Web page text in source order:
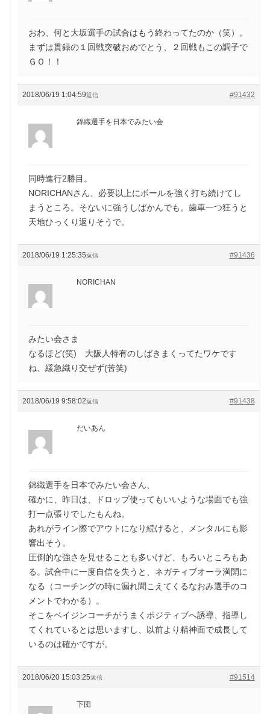
おわ、何と大坂選手の試合はもう終わってたのか（笑）。
まずは貫録の１回戦突破おめでとう、２回戦もこの調子で
ＧＯ！！
2018/06/19 1:04:59 #91432
返信
錦織選手を日本でみたい会
同時進行2勝目。
NORICHANさん、必要以上にボールを強く打ち続けてし
まうところ。そないに強うしばかんでも。歯車一つ狂うと
天地ひっくり返りそうで。
2018/06/19 1:25:35 #91436
返信
NORICHAN
みたい会さま
なるほど(笑) 大阪人特有のしばきまくってたワケです
ね、緩急織り交ぜず(苦笑)
2018/06/19 9:58:02 #91438
返信
だいあん
錦織選手を日本でみたい会さん、
確かに、昨日は、ドロップ使ってもいいような場面でも強
打一点張りでしたもんね。
あれがライン際でアウトになり続けると、メンタルにも影
響出そう。
圧倒的な強さを見せることも多いけど、もろいところもあ
る。試合中に一度自信を失うと、ネガティブオーラ満開に
なる（コーチングの時に漏れ聞こえてくるなおみ選手のコ
メントでわかる）。
そこをベイジンコーチがうまくポジティブへ誘導、指導し
てくれているとは思いますし、以前より精神面で成長して
いるのは確かですが。
2018/06/20 15:03:25 #91514
返信
下団